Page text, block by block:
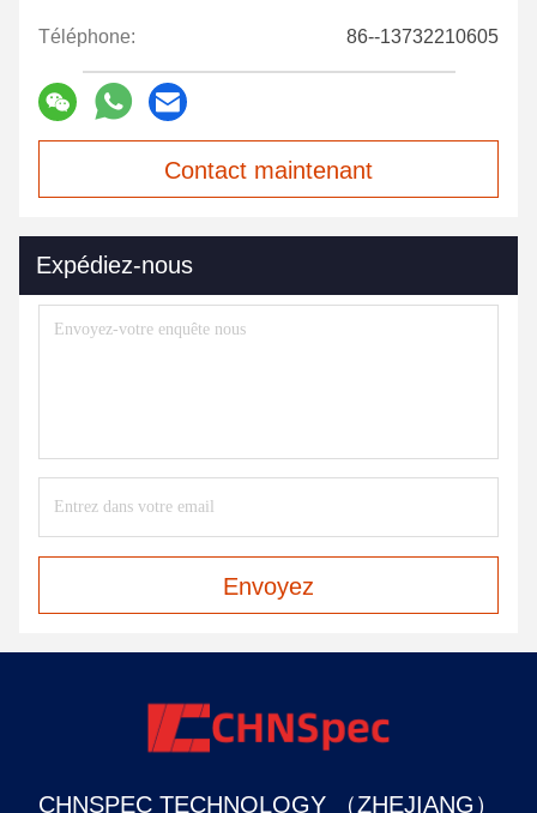
Téléphone: 86--13732210605
Contact maintenant
Expédiez-nous
Envoyez
CHNSPEC TECHNOLOGY （ZHEJIANG）